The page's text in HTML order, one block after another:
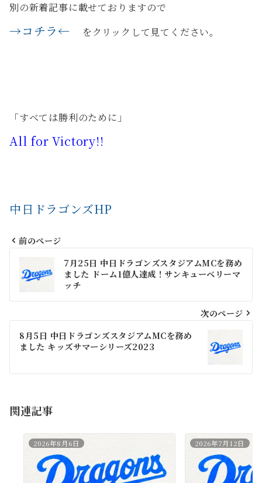
別の新着記事に載せておりますので
→コチラ← をクリックして見てください。
「すべては勝利のために」
All for Victory!!
中日ドラゴンズHP
稿
ナ
ビ
ゲ
ー
シ
ン
前のページ
7月25日 中日ドラゴンズスタジアムMCを務め
ました ドーム1億人達成！サンキューベリーマ
ッチ
次のページ
8月5日 中日ドラゴンズスタジアムMCを務め
ました キッズサマーシリーズ2023
関連記事
2026年8月6日 2026年7月12日